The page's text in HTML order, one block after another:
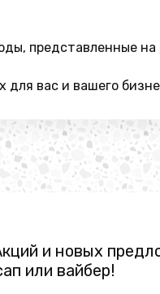
представленные на
вас и вашего
и новых
или вайбер!